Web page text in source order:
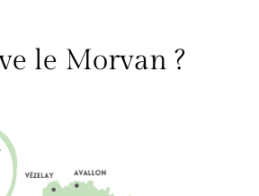
le Morvan ?